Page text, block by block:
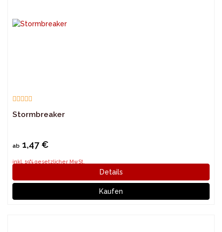
Stormbreaker
ab 1,47 €
inkl. 19% gesetzlicher MwSt.
Details
Kaufen